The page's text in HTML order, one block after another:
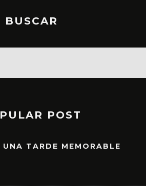
BUSCAR
POST
TARDE MEMORABLE